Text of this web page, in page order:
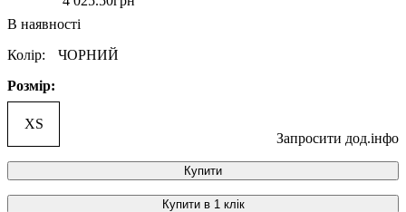
Колір:
ЧОРНИЙ
Розмір:
XS
Запросити дод.інфо
Купити
Купити в 1 клік